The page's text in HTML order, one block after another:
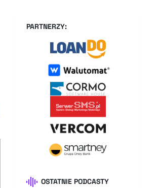
PARTNERZY:
OSTATNIE PODCASTY